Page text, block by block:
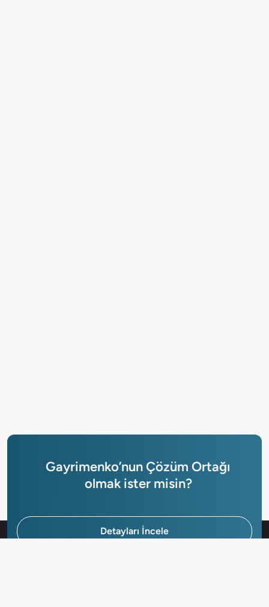
Gayrimenko’nun Çözüm Ortağı
olmak ister misin?
Detayları İncele